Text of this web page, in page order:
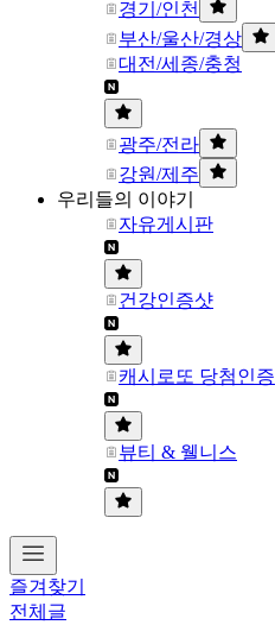
경기/인천
부산/울산/경상
대전/세종/충청
광주/전라
강원/제주
우리들의 이야기
자유게시판
건강인증샷
캐시로또 당첨인증
뷰티 & 웰니스
즐겨찾기
전체글